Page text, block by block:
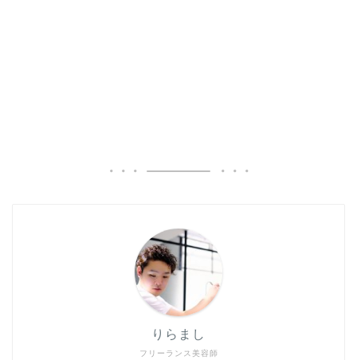
フリーランス美容師
りらまし